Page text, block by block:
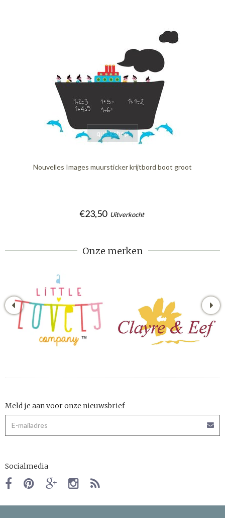
quickshop
Nouvelles Images muursticker krijtbord boot groot
€23,50 Uitverkocht
Onze merken
Meld je aan voor onze nieuwsbrief
Socialmedia